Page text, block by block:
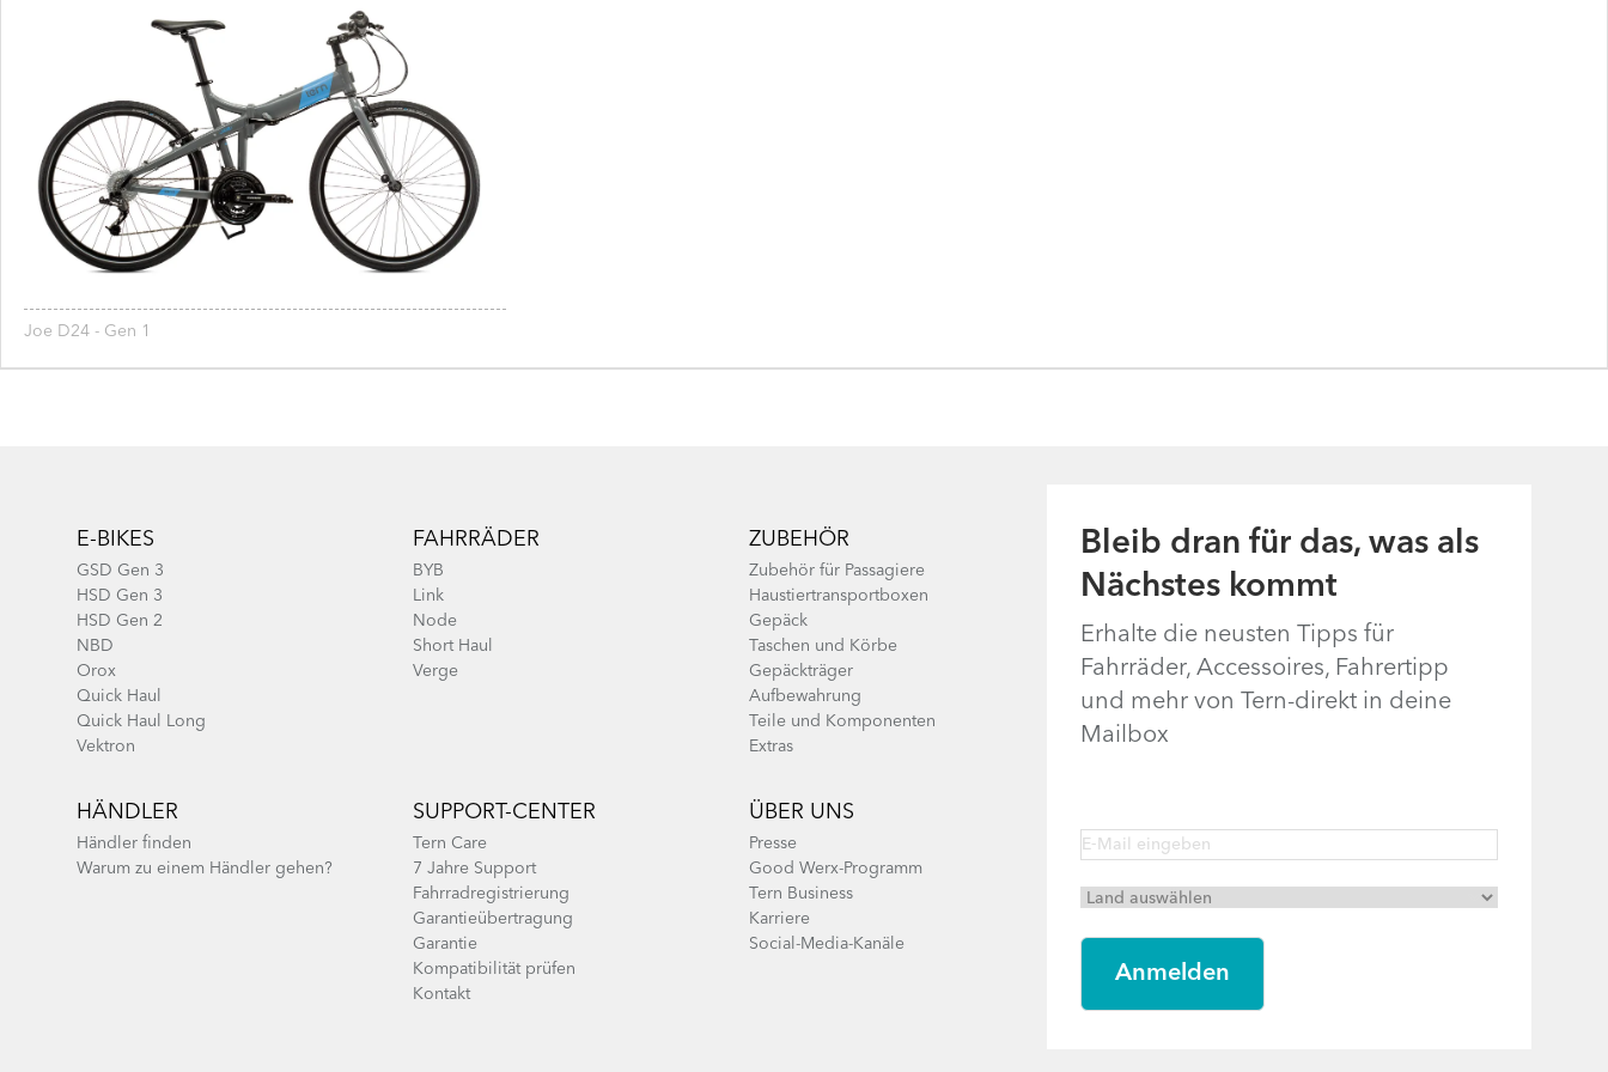
Joe D24 - Gen 1
Bleib dran für das, was als
Nächstes kommt
Erhalte die neusten Tipps für
Fahrräder, Accessoires, Fahrertipp
und mehr von Tern-direkt in deine
Mailbox
E-BIKES
GSD Gen 3
HSD Gen 3
HSD Gen 2
NBD
Orox
Quick Haul
Quick Haul Long
Vektron
FAHRRÄDER
BYB
Link
Node
Short Haul
Verge
ZUBEHÖR
Zubehör für Passagiere
Haustiertransportboxen
Gepäck
Taschen und Körbe
Gepäckträger
Aufbewahrung
Teile und Komponenten
Extras
HÄNDLER
Händler finden
Warum zu einem Händler gehen?
SUPPORT-CENTER
Tern Care
7 Jahre Support
Fahrradregistrierung
Garantieübertragung
Garantie
Kompatibilität prüfen
Kontakt
ÜBER UNS
Presse
Good Werx-Programm
Tern Business
Karriere
Social-Media-Kanäle